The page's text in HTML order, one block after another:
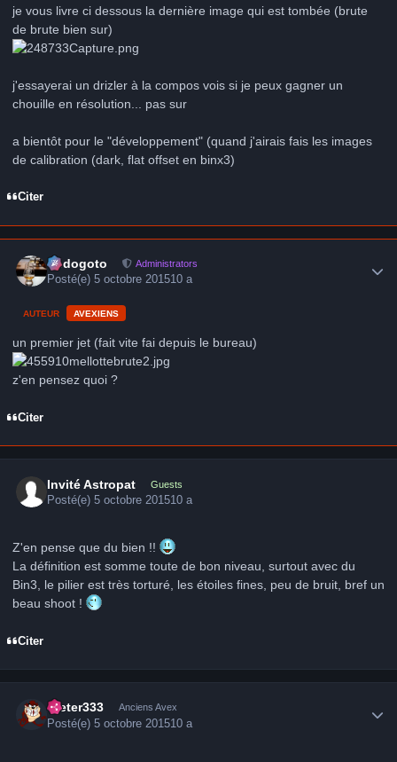
je vous livre ci dessous la dernière image qui est tombée (brute
de brute bien sur)
j'essayerai un drizler à la compos vois si je peux gagner un
chouille en résolution... pas sur
a bientôt pour le "développement" (quand j'airais fais les images
de calibration (dark, flat offset en binx3)
Citer
frédogoto Administrators
Posté(e)5 octobre 201510 a
AUTEUR AVEXIENS
un premier jet (fait vite fai depuis le bureau)
z'en pensez quoi ?
Citer
Invité Astropat Guests
Posté(e)5 octobre 201510 a
Z'en pense que du bien !!
La définition est somme toute de bon niveau, surtout avec du
Bin3, le pilier est très torturé, les étoiles fines, peu de bruit, bref un
beau shoot !
Citer
Dieter333 Anciens Avex
Posté(e)5 octobre 201510 a